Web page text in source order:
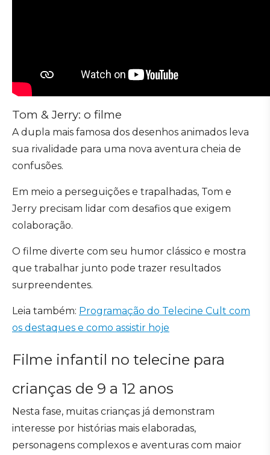
Tom & Jerry: o filme
A dupla mais famosa dos desenhos animados leva
sua rivalidade para uma nova aventura cheia de
confusões.
Em meio a perseguições e trapalhadas, Tom e
Jerry precisam lidar com desafios que exigem
colaboração.
O filme diverte com seu humor clássico e mostra
que trabalhar junto pode trazer resultados
surpreendentes.
Leia também: Programação do Telecine Cult com
os destaques e como assistir hoje
Filme infantil no telecine para
crianças de 9 a 12 anos
Nesta fase, muitas crianças já demonstram
interesse por histórias mais elaboradas,
personagens complexos e aventuras com maior